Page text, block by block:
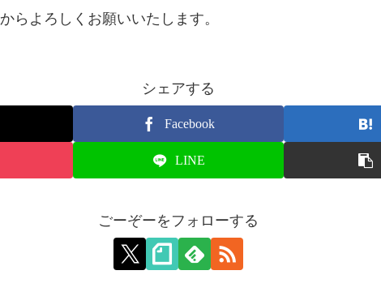
からよろしくお願いいたします。
シェアする
Facebook
LINE
ごーぞーをフォローする